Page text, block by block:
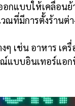
อกแบบให้เคลื่อน
ณที่มีการตั้งร้านต่า
ๆ เช่น อาหาร เ
ณ์แบบอินเทอร์แอ